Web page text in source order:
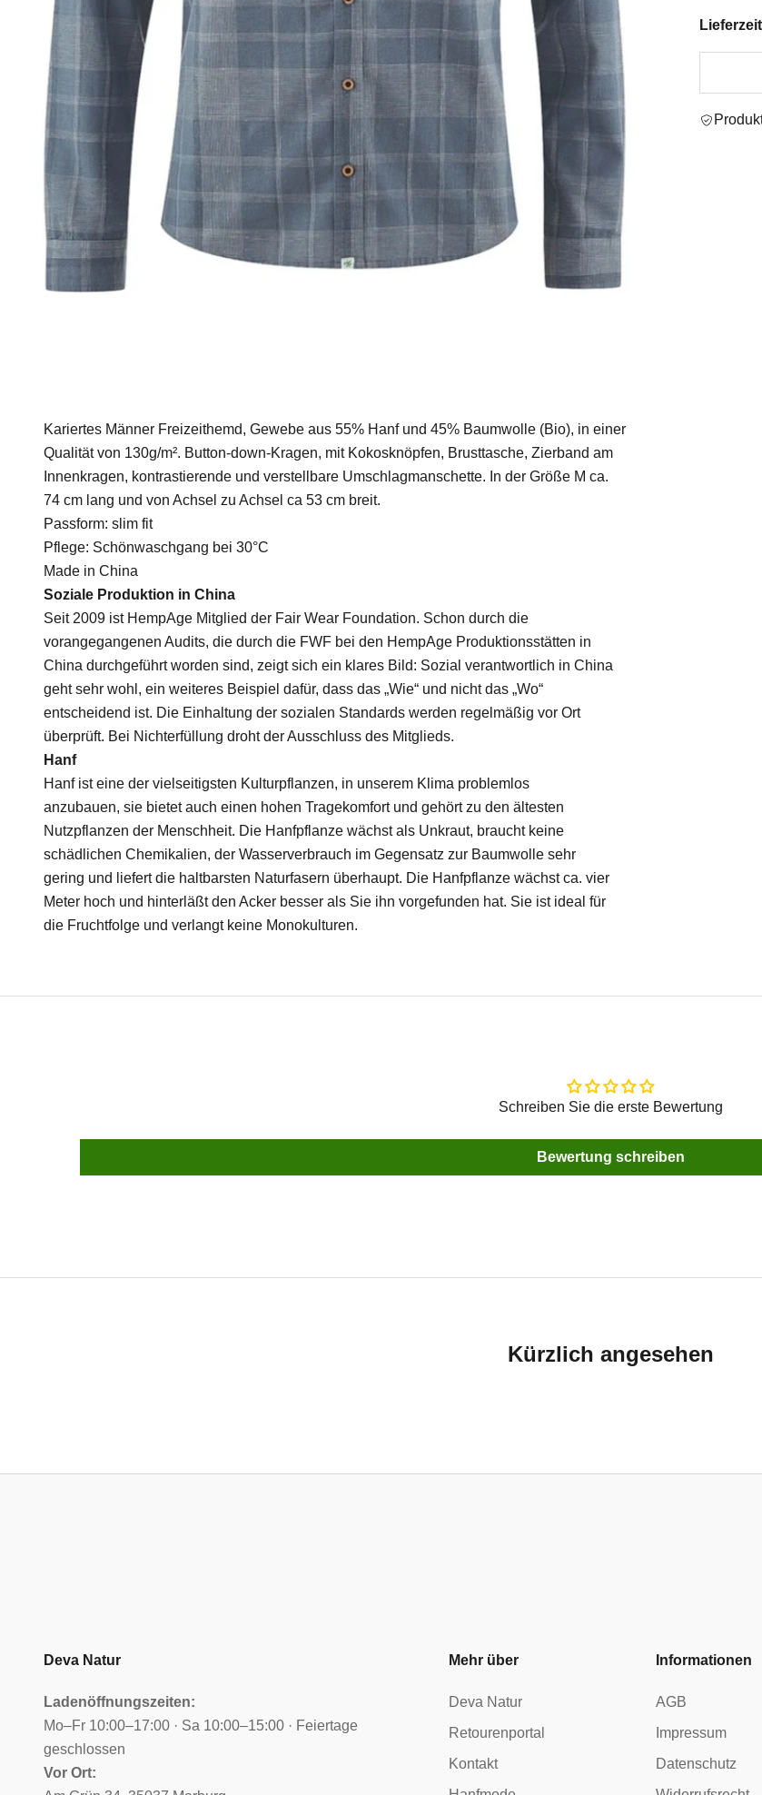
Kariertes Männer Freizeithemd, Gewebe aus 55% Hanf und 45% Baumwolle (Bio), in einer
Qualität von 130g/m². Button-down-Kragen, mit Kokosknöpfen, Brusttasche, Zierband am
Innenkragen, kontrastierende und verstellbare Umschlagmanschette. In der Größe M ca.
74 cm lang und von Achsel zu Achsel ca 53 cm breit.
Passform: slim fit
Pflege: Schönwaschgang bei 30°C
Made in China
Soziale Produktion in China
Seit 2009 ist HempAge Mitglied der Fair Wear Foundation. Schon durch die
vorangegangenen Audits, die durch die FWF bei den HempAge Produktionsstätten in
China durchgeführt worden sind, zeigt sich ein klares Bild: Sozial verantwortlich in China
geht sehr wohl, ein weiteres Beispiel dafür, dass das „Wie“ und nicht das „Wo“
entscheidend ist. Die Einhaltung der sozialen Standards werden regelmäßig vor Ort
überprüft. Bei Nichterfüllung droht der Ausschluss des Mitglieds.
Hanf
Hanf ist eine der vielseitigsten Kulturpflanzen, in unserem Klima problemlos
anzubauen, sie bietet auch einen hohen Tragekomfort und gehört zu den ältesten
Nutzpflanzen der Menschheit. Die Hanfpflanze wächst als Unkraut, braucht keine
schädlichen Chemikalien, der Wasserverbrauch im Gegensatz zur Baumwolle sehr
gering und liefert die haltbarsten Naturfasern überhaupt. Die Hanfpflanze wächst ca. vier
Meter hoch und hinterläßt den Acker besser als Sie ihn vorgefunden hat. Sie ist ideal für
die Fruchtfolge und verlangt keine Monokulturen.
Schreiben Sie die erste Bewertung
Bewertung schreiben
Kürzlich angesehen
Deva Natur
Ladenöffnungszeiten:
Mo–Fr 10:00–17:00 · Sa 10:00–15:00 · Feiertage
geschlossen
Vor Ort:
Mehr über
Deva Natur
Retourenportal
Kontakt
Informationen
AGB
Impressum
Datenschutz